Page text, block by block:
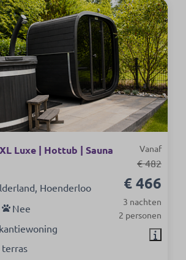
Vanaf
€ 482
€ 466
3 nachten
2 personen
Luxe | Hottub | Sauna
Hoenderloo
Nee